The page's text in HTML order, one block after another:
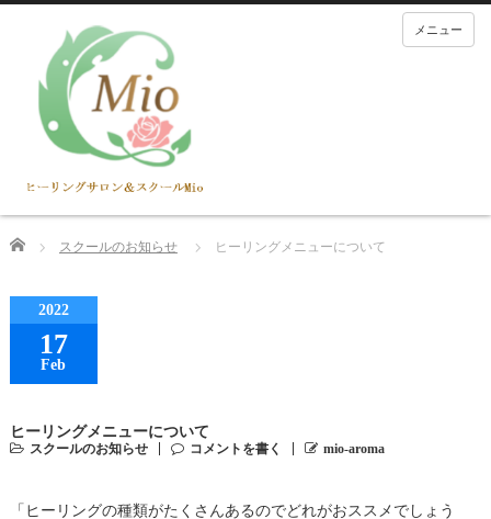
メニュー
Home スクールのお知らせ ヒーリングメニューについて
2022
17
Feb
ヒーリングメニューについて
スクールのお知らせ コメントを書く mio-aroma
「ヒーリングの種類がたくさんあるのでどれがおススメでしょう